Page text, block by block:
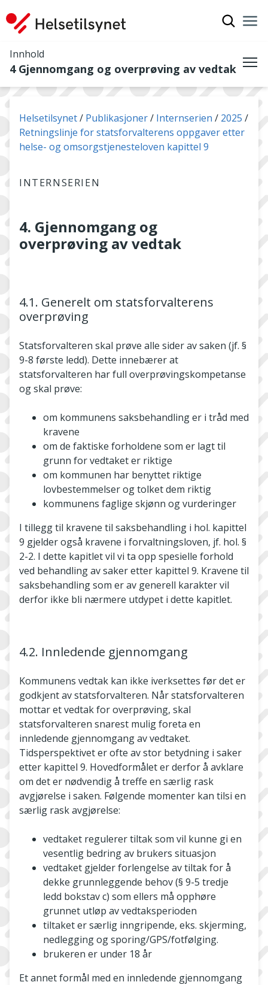
Innhold
4 Gjennomgang og overprøving av vedtak
Du er her:
Helsetilsynet Publikasjoner Internserien
2025
Retningslinje for statsforvalterens oppgaver etter
helse- og omsorgstjenesteloven kapittel 9
INTERNSERIEN
4. Gjennomgang og
overprøving av vedtak
4.1. Generelt om statsforvalterens
overprøving
Statsforvalteren skal prøve alle sider av saken (jf. §
9-8 første ledd). Dette innebærer at
statsforvalteren har full overprøvingskompetanse
og skal prøve:
om kommunens saksbehandling er i tråd med
kravene
om de faktiske forholdene som er lagt til
grunn for vedtaket er riktige
om kommunen har benyttet riktige
lovbestemmelser og tolket dem riktig
kommunens faglige skjønn og vurderinger
I tillegg til kravene til saksbehandling i hol. kapittel
9 gjelder også kravene i forvaltningsloven, jf. hol. §
2-2. I dette kapitlet vil vi ta opp spesielle forhold
ved behandling av saker etter kapittel 9. Kravene til
saksbehandling som er av generell karakter vil
derfor ikke bli nærmere utdypet i dette kapitlet.
4.2. Innledende gjennomgang
Kommunens vedtak kan ikke iverksettes før det er
godkjent av statsforvalteren. Når statsforvalteren
mottar et vedtak for overprøving, skal
statsforvalteren snarest mulig foreta en
innledende gjennomgang av vedtaket.
Tidsperspektivet er ofte av stor betydning i saker
etter kapittel 9. Hovedformålet er derfor å avklare
om det er nødvendig å treffe en særlig rask
avgjørelse i saken. Følgende momenter kan tilsi en
særlig rask avgjørelse:
vedtaket regulerer tiltak som vil kunne gi en
vesentlig bedring av brukers situasjon
vedtaket gjelder forlengelse av tiltak for å
dekke grunnleggende behov (§ 9-5 tredje
ledd bokstav c) som ellers må opphøre
grunnet utløp av vedtaksperioden
tiltaket er særlig inngripende, eks. skjerming,
nedlegging og sporing/GPS/fotfølging.
brukeren er under 18 år
Et annet formål med en innledende gjennomgang